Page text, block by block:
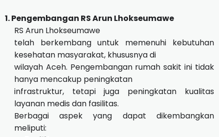
1. Pengembangan RS Arun Lhokseumawe
RS Arun Lhokseumawe
telah berkembang untuk memenuhi kebutuhan
kesehatan masyarakat, khususnya di
wilayah Aceh. Pengembangan rumah sakit ini tidak
hanya mencakup peningkatan
infrastruktur, tetapi juga peningkatan kualitas
layanan medis dan fasilitas.
Berbagai aspek yang dapat dikembangkan
meliputi: